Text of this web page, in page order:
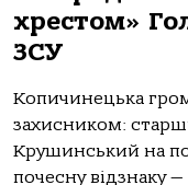
хрестом»
ЗСУ
Копичинецька
захисником:
Крушинський на
почесну відзнаку